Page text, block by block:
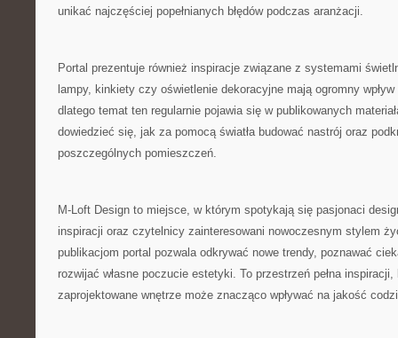
unikać najczęściej popełnianych błędów podczas aranżacji.
Portal prezentuje również inspiracje związane z systemami
lampy, kinkiety czy oświetlenie dekoracyjne mają ogromny wpływ
dlatego temat ten regularnie pojawia się w publikowanych
dowiedzieć się, jak za pomocą światła budować nastrój oraz
poszczególnych pomieszczeń.
M-Loft Design to miejsce, w którym spotykają się pasjonaci
inspiracji oraz czytelnicy zainteresowani nowoczesnym stylem
publikacjom portal pozwala odkrywać nowe trendy, poznawać
rozwijać własne poczucie estetyki. To przestrzeń pełna
zaprojektowane wnętrze może znacząco wpływać na jakość